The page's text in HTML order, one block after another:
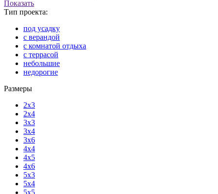
Показать
Тип проекта:
под усадку
с верандой
с комнатой отдыха
с террасой
небольшие
недорогие
Размеры
2x3
2x4
3x3
3x4
3x6
4x4
4x5
4x6
5x3
5x4
5x5